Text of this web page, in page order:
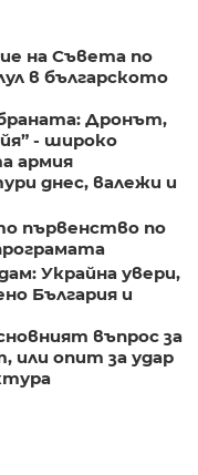
на Съвета по
в българското
Дронът,
- широко
армия
днес, валежи и
първенство по
Украйна увери,
България и
въпрос за
или опит за удар